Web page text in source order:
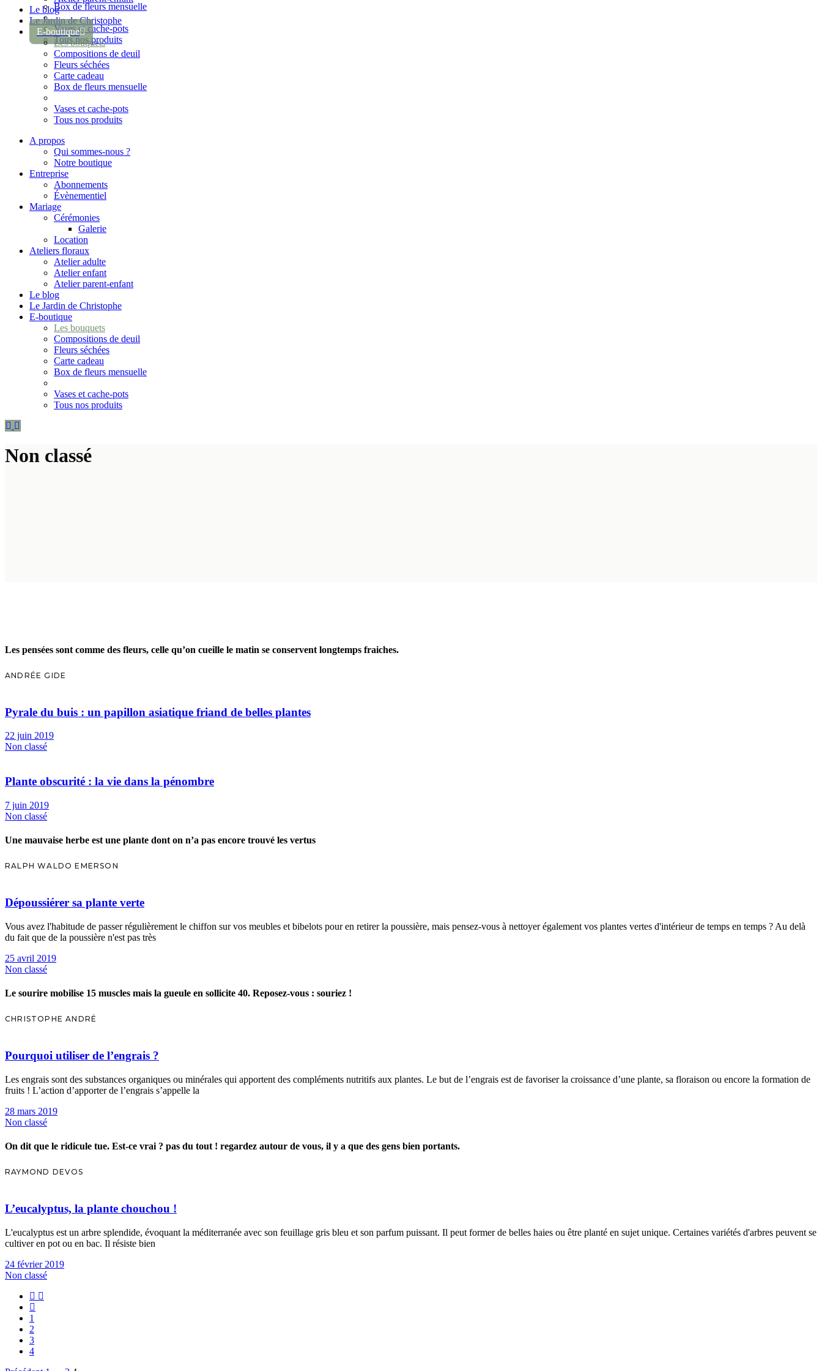
Box de fleurs mensuelle
Vases et cache-pots
Tous nos produits
Le blog
Le Jardin de Christophe
E-boutique
Les bouquets
Compositions de deuil
Fleurs séchées
Carte cadeau
Box de fleurs mensuelle
Vases et cache-pots
Tous nos produits
A propos
Qui sommes-nous ?
Notre boutique
Entreprise
Abonnements
Évènementiel
Mariage
Cérémonies
Galerie
Location
Ateliers floraux
Atelier adulte
Atelier enfant
Atelier parent-enfant
Le blog
Le Jardin de Christophe
E-boutique
Les bouquets
Compositions de deuil
Fleurs séchées
Carte cadeau
Box de fleurs mensuelle
Vases et cache-pots
Tous nos produits
Non classé
Les pensées sont comme des fleurs, celle qu’on cueille le matin se conservent longtemps fraiches.
ANDRÉE GIDE
Pyrale du buis : un papillon asiatique friand de belles plantes
22 juin 2019
Non classé
Plante obscurité : la vie dans la pénombre
7 juin 2019
Non classé
Une mauvaise herbe est une plante dont on n’a pas encore trouvé les vertus
RALPH WALDO EMERSON
Dépoussiérer sa plante verte
Vous avez l'habitude de passer régulièrement le chiffon sur vos meubles et bibelots pour en retirer la poussière, mais pensez-vous à nettoyer également vos plantes vertes d'intérieur de temps en temps ? Au delà
du fait que de la poussière n'est pas très
25 avril 2019
Non classé
Le sourire mobilise 15 muscles mais la gueule en sollicite 40. Reposez-vous : souriez !
CHRISTOPHE ANDRÉ
Pourquoi utiliser de l’engrais ?
Les engrais sont des substances organiques ou minérales qui apportent des compléments nutritifs aux plantes. Le but de l’engrais est de favoriser la croissance d’une plante, sa floraison ou encore la formation de
fruits ! L’action d’apporter de l’engrais s’appelle la
28 mars 2019
Non classé
On dit que le ridicule tue. Est-ce vrai ? pas du tout ! regardez autour de vous, il y a que des gens bien portants.
RAYMOND DEVOS
L’eucalyptus, la plante chouchou !
L'eucalyptus est un arbre splendide, évoquant la méditerranée avec son feuillage gris bleu et son parfum puissant. Il peut former de belles haies ou être planté en sujet unique. Certaines variétés d'arbres peuvent se
cultiver en pot ou en bac. Il résiste bien
24 février 2019
Non classé
1
2
3
4